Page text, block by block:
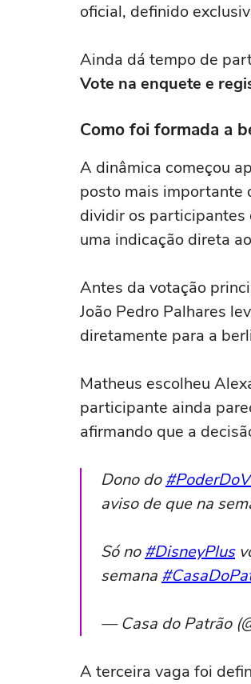
oficial, definido
Ainda dá tempo de
Vote na enquete e
Como foi formada a
A dinâmica começou
posto mais importante
dividir os participantes
uma indicação direta
Antes da votação
João Pedro Palhares
diretamente para a
Matheus escolheu
participante ainda
afirmando que a
Dono do
aviso de que na
Só no#DisneyPlus
semana
— Casa do Patrão
A terceira vaga foi